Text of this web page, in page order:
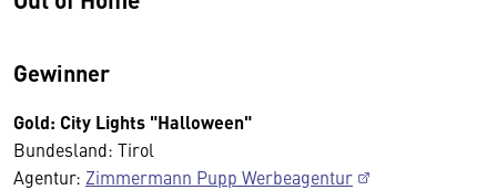
Gewinner
Gold: City Lights "Halloween"
Bundesland: Tirol
Agentur: Zimmermann Pupp Werbeagentur